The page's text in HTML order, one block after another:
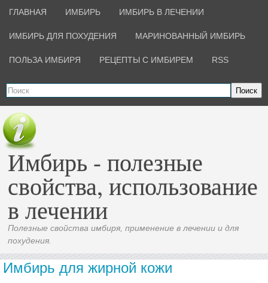
ГЛАВНАЯ ИМБИРЬ ИМБИРЬ В ЛЕЧЕНИИ
ИМБИРЬ ДЛЯ ПОХУДЕНИЯ МАРИНОВАННЫЙ ИМБИРЬ
ПОЛЬЗА ИМБИРЯ РЕЦЕПТЫ С ИМБИРЕМ RSS
Поиск
Имбирь - полезные
свойства, использование
в лечении
Полезные свойства имбиря, применение в лечении и для
похудения.
Имбирь для жирной кожи